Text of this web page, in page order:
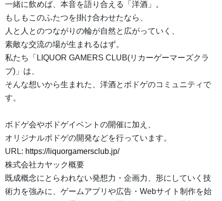
一緒に飲めば、本音を語り合える「洋酒」。
もしもこのふたつを掛け合わせたなら、
人と人とのつながりの輪が自然と広がっていく、
素敵な交流の場が生まれるはず。
私たち「LIQUOR GAMERS CLUB(リカーゲーマーズクラ
ブ)」は、
そんな想いから生まれた、洋酒とボドゲのコミュニティで
す。
ボドゲ会やボドゲイベントの開催に加え、
オリジナルボドゲの開発などを行っています。
URL: https://liquorgamersclub.jp/
株式会社カヤック概要
既成概念にとらわれない発想力・企画力、形にしていく技
術力を強みに、ゲームアプリや広告・Webサイト制作を始